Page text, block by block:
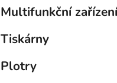
Multifunkční zařízení
Tiskárny
Plotry